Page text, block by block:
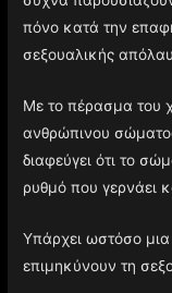
πόνο κατά την
σεξουαλικής
Με το πέρασμα του
ανθρώπινου
διαφεύγει ότι το
ρυθμό που γερνάει
Υπάρχει ωστόσο
επιμηκύνουν τη